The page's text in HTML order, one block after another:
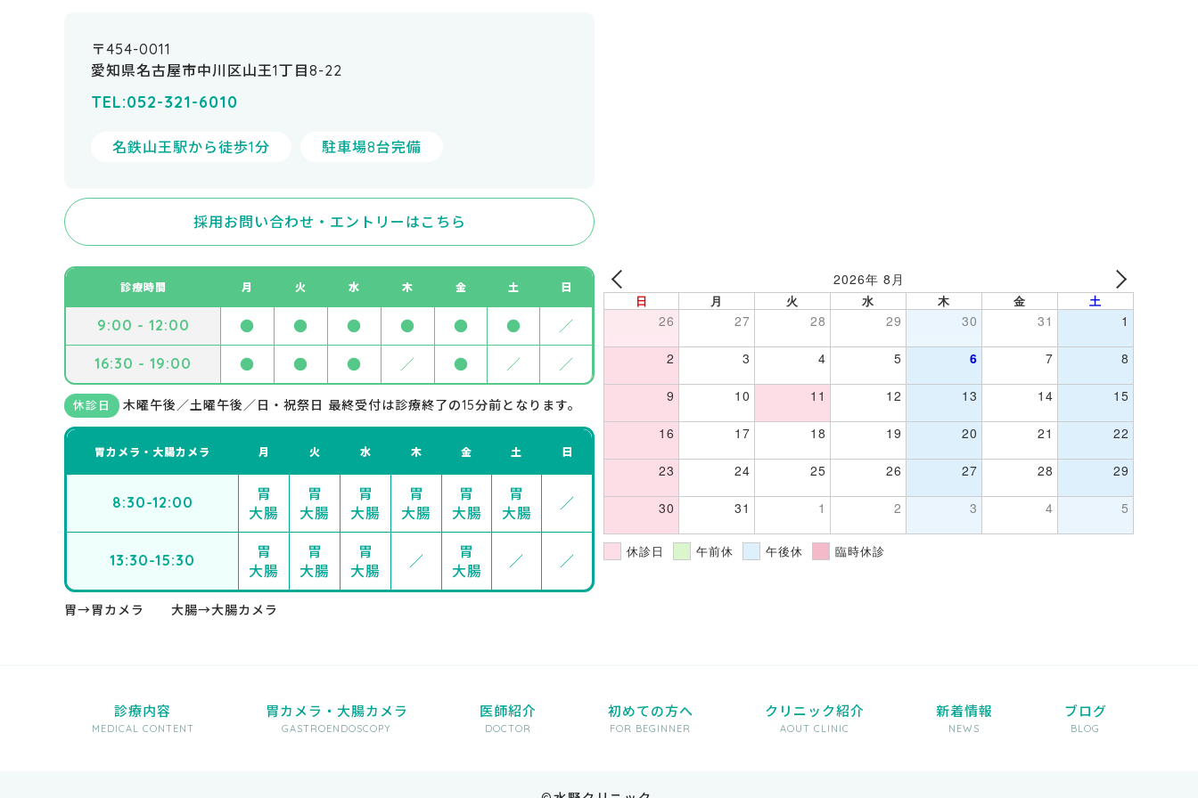
〒454-0011
愛知県名古屋市中川区山王1丁目8-22
TEL:052-321-6010
名鉄山王駅から徒歩1分 駐車場8台完備
採用お問い合わせ・エントリーはこちら
診療時間 月 火 水 木 金 土 日
9:00 - 12:00 ● ● ● ● ● ● ／
16:30 - 19:00 ● ● ● ／ ● ／ ／
休診日 木曜午後／土曜午後／日・祝祭日 最終受付は診療終了の15分前となります。
胃カメラ・大腸カメラ 月 火 水 木 金 土 日
8:30-12:00
胃
大腸
胃
大腸
胃
大腸
胃
大腸
胃
大腸
胃
大腸
／
13:30-15:30
胃
大腸
胃
大腸
胃
大腸
／
胃
大腸
／ ／
胃→胃カメラ 大腸→大腸カメラ
2026年 8月
日 月 火 水 木 金 土
26 27 28 29 30 31 1
2 3 4 5 6 7 8
9 10 11 12 13 14 15
16 17 18 19 20 21 22
23 24 25 26 27 28 29
30 31 1 2 3 4 5
休診日 午前休 午後休 臨時休診
診療内容
MEDICAL CONTENT
胃カメラ・大腸カメラ
GASTROENDOSCOPY
医師紹介
DOCTOR
初めての方へ
FOR BEGINNER
クリニック紹介
AOUT CLINIC
新着情報
NEWS
ブログ
BLOG